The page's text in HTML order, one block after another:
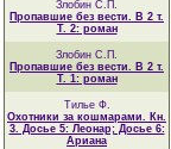
Злобин С.П.
Пропавшие без вести. В 2 т.
Т. 2: роман
Злобин С.П.
Пропавшие без вести. В 2 т.
Т. 1: роман
Тилье Ф.
Охотники за кошмарами. Кн.
3. Досье 5: Леонар; Досье 6:
Ариана